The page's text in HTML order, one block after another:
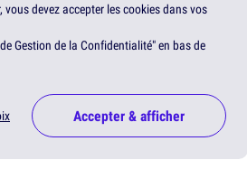
devez accepter les cookies dans vos
Gestion de la Confidentialité" en bas de
Accepter & afficher